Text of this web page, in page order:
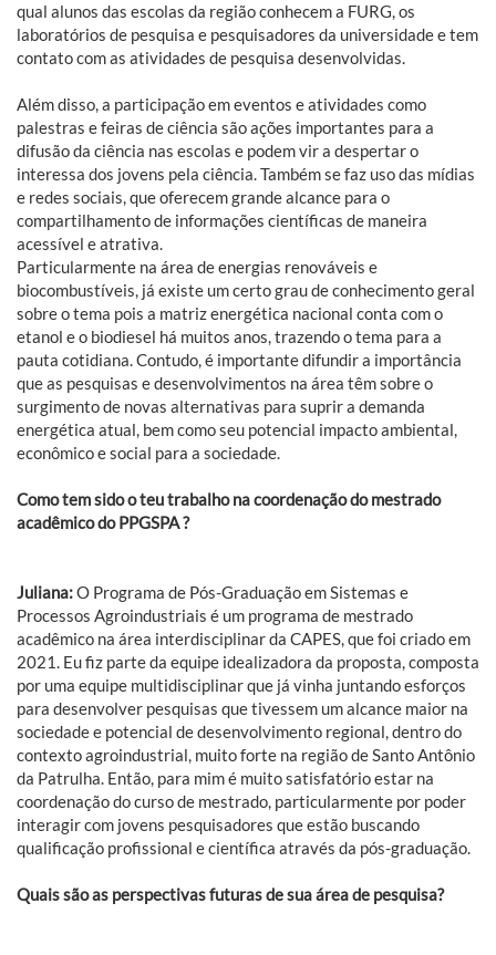
qual alunos das escolas da região conhecem a FURG, os
laboratórios de pesquisa e pesquisadores da universidade e tem
contato com as atividades de pesquisa desenvolvidas.
Além disso, a participação em eventos e atividades como
palestras e feiras de ciência são ações importantes para a
difusão da ciência nas escolas e podem vir a despertar o
interessa dos jovens pela ciência. Também se faz uso das mídias
e redes sociais, que oferecem grande alcance para o
compartilhamento de informações científicas de maneira
acessível e atrativa.
Particularmente na área de energias renováveis e
biocombustíveis, já existe um certo grau de conhecimento geral
sobre o tema pois a matriz energética nacional conta com o
etanol e o biodiesel há muitos anos, trazendo o tema para a
pauta cotidiana. Contudo, é importante difundir a importância
que as pesquisas e desenvolvimentos na área têm sobre o
surgimento de novas alternativas para suprir a demanda
energética atual, bem como seu potencial impacto ambiental,
econômico e social para a sociedade.
Como tem sido o teu trabalho na coordenação do mestrado
acadêmico do PPGSPA ?
Juliana:O Programa de Pós-Graduação em Sistemas e
Processos Agroindustriais é um programa de mestrado
acadêmico na área interdisciplinar da CAPES, que foi criado em
2021. Eu fiz parte da equipe idealizadora da proposta, composta
por uma equipe multidisciplinar que já vinha juntando esforços
para desenvolver pesquisas que tivessem um alcance maior na
sociedade e potencial de desenvolvimento regional, dentro do
contexto agroindustrial, muito forte na região de Santo Antônio
da Patrulha. Então, para mim é muito satisfatório estar na
coordenação do curso de mestrado, particularmente por poder
interagir com jovens pesquisadores que estão buscando
qualificação profissional e científica através da pós-graduação.
Quais são as perspectivas futuras de sua área de pesquisa?